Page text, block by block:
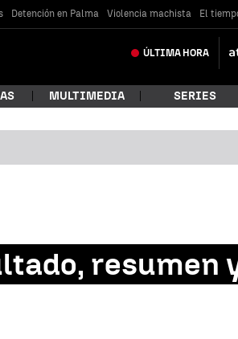
Detención en Palma Violencia machista El
ÚLTIMA HORA
MULTIMEDIA SERIES
resumen